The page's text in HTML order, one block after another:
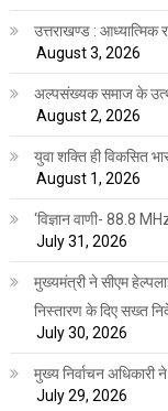
उत्तराखण्ड : आध्यात्मिक
August 3, 2026
अल्पसंख्यक समाज के
August 2, 2026
युवा शक्ति ही विकसित
August 1, 2026
‘विज्ञान वाणी- 88.8
July 31, 2026
मुख्यमंत्री ने सीएम
निस्तारण के दिए सख्त
July 30, 2026
मुख्य निर्वाचन अधिकारी
July 29, 2026